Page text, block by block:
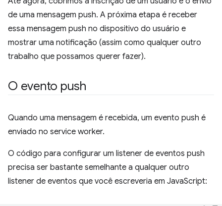
de uma mensagem push. A próxima etapa é receber
essa mensagem push no dispositivo do usuário e
mostrar uma notificação (assim como qualquer outro
trabalho que possamos querer fazer).
O evento push
Quando uma mensagem é recebida, um evento push é
enviado no service worker.
O código para configurar um listener de eventos push
precisa ser bastante semelhante a qualquer outro
listener de eventos que você escreveria em JavaScript: